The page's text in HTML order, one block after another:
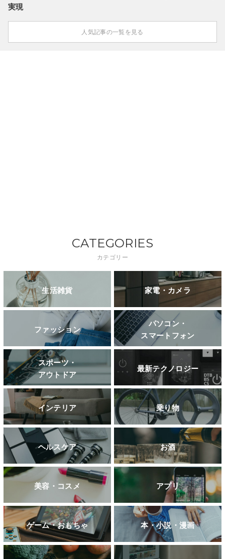
実現
人気記事の一覧を見る
CATEGORIES
カテゴリー
生活雑貨 家電・カメラ
ファッション
パソコン・
スマートフォン
スポーツ・
アウトドア
最新テクノロジー
インテリア 乗り物
ヘルスケア お酒
美容・コスメ アプリ
ゲーム・おもちゃ 本・小説・漫画